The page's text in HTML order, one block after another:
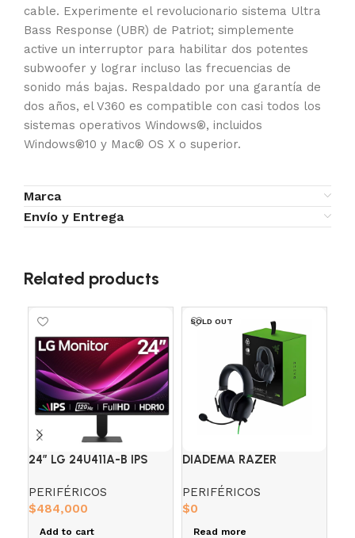
cable. Experimente el revolucionario sistema Ultra
Bass Response (UBR) de Patriot; simplemente
active un interruptor para habilitar dos potentes
subwoofer y lograr incluso las frecuencias de
sonido más bajas. Respaldado por una garantía de
dos años, el V360 es compatible con casi todos los
sistemas operativos Windows®, incluidos
Windows®10 y Mac® OS X o superior.
Marca
Envío y Entrega
Related products
24″ LG 24U411A-B IPS
PERIFÉRICOS
$484,000
Add to cart
SOLD OUT
DIADEMA RAZER
NEGRA
PERIFÉRICOS
$0
Read more